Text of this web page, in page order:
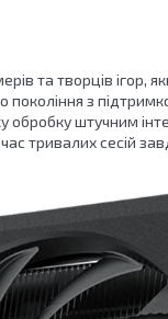
та творців ігор,
з
штучним
тривалих сесій